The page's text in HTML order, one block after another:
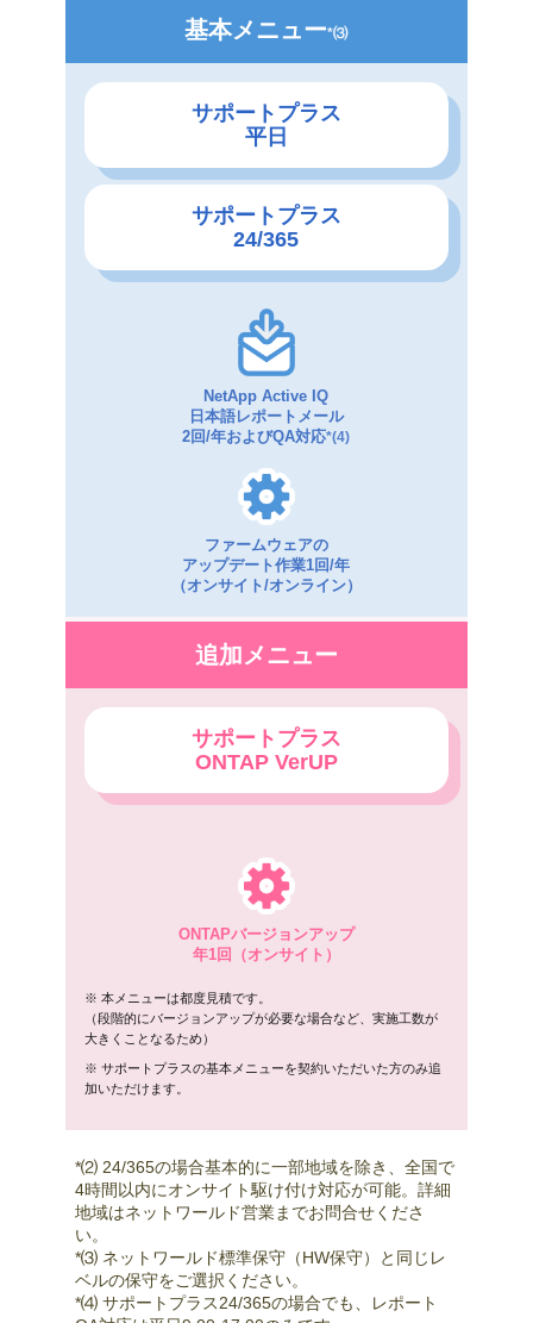
基本メニュー*⑶
サポートプラス
平日
サポートプラス
24/365
NetApp Active IQ
日本語レポートメール
2回/年およびQA対応*(4)
ファームウェアの
アップデート作業1回/年
（オンサイト/オンライン）
追加メニュー
サポートプラス
ONTAP VerUP
ONTAPバージョンアップ
年1回（オンサイト）
※ 本メニューは都度見積です。
（段階的にバージョンアップが必要な場合など、実施工数が
大きくことなるため）
※ サポートプラスの基本メニューを契約いただいた方のみ追
加いただけます。
*⑵ 24/365の場合基本的に一部地域を除き、全国で
4時間以内にオンサイト駆け付け対応が可能。詳細
地域はネットワールド営業までお問合せくださ
い。
*⑶ ネットワールド標準保守（HW保守）と同じレ
ベルの保守をご選択ください。
*⑷ サポートプラス24/365の場合でも、レポート